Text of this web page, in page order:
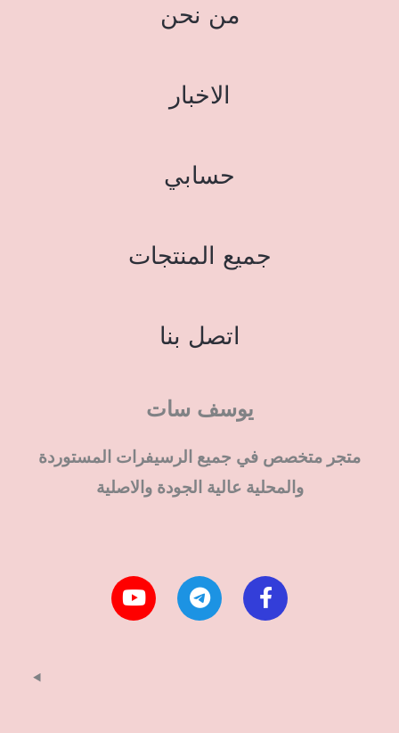
من نحن
الاخبار
حسابي
جميع المنتجات
اتصل بنا
يوسف سات
متجر متخصص في جميع الرسيفرات المستوردة
والمحلية عالية الجودة والاصلية